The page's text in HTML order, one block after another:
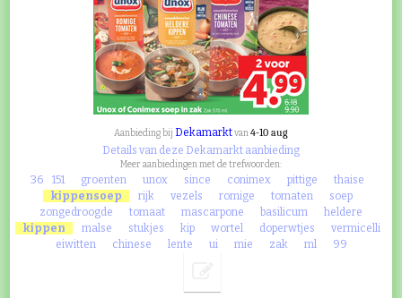
Aanbieding bij Dekamarktvan4-10 aug
Details van deze Dekamarkt aanbieding
Meer aanbiedingen met de trefwoorden:
36 151 groenten unox since conimex pittige
thaise
kippensoep
rijk vezels romige tomaten
soep
zongedroogde
tomaat mascarpone basilicum
heldere
kippen
malse stukjes kip wortel doperwtjes
vermicelli
eiwitten
chinese lente ui mie zak ml 99